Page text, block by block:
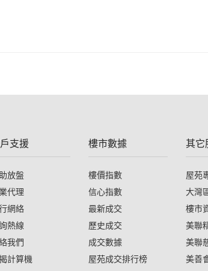
支援
放盤
代理
網絡
熱線
我們
計算機
樓市數據
樓價指數
信心指數
最新成交
歷史成交
成交數據
屋苑成交排行榜
其它
屋苑
大灣
樓市
美聯
美聯
美善